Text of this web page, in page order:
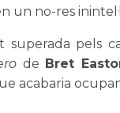
un no-res
superada pels
de Bret
acabaria